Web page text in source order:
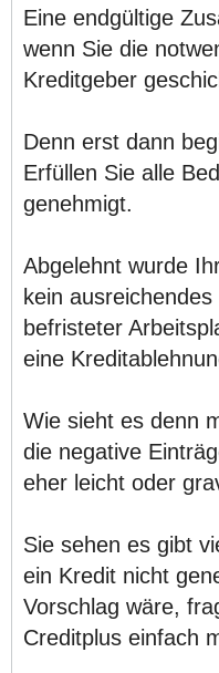
Eine endgültige
wenn Sie die
Kreditgeber
Denn erst dann
Erfüllen Sie alle
genehmigt.
Abgelehnt wurde
kein
befristeter
eine
Wie sieht es denn
die negative
eher leicht oder
Sie sehen es gibt
ein Kredit nicht
Vorschlag wäre,
Creditplus einfach